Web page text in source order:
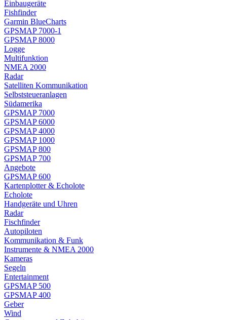
Einbaugeräte
Fishfinder
Garmin BlueCharts
GPSMAP 7000-1
GPSMAP 8000
Logge
Multifunktion
NMEA 2000
Radar
Satelliten Kommunikation
Selbststeueranlagen
Südamerika
GPSMAP 7000
GPSMAP 6000
GPSMAP 4000
GPSMAP 1000
GPSMAP 800
GPSMAP 700
Angebote
GPSMAP 600
Kartenplotter & Echolote
Echolote
Handgeräte und Uhren
Radar
Fischfinder
Autopiloten
Kommunikation & Funk
Instrumente & NMEA 2000
Kameras
Segeln
Entertainment
GPSMAP 500
GPSMAP 400
Geber
Wind